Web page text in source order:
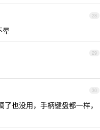
28
晕
29
30
也没用，手柄键盘都一样，